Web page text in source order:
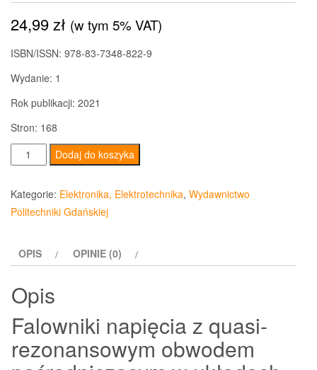
24,99zł (w tym 5% VAT)
ISBN/ISSN: 978-83-7348-822-9
Wydanie: 1
Rok publikacji: 2021
Stron: 168
ilość
Falowniki
napięcia
z
obwodem
w
układach
napędowych
Dodaj do koszyka
Kategorie: Elektronika, Elektrotechnika, Wydawnictwo
Politechniki Gdańskiej
OPIS OPINIE (0)
Opis
Falowniki napięcia z quasi-
rezonansowym obwodem